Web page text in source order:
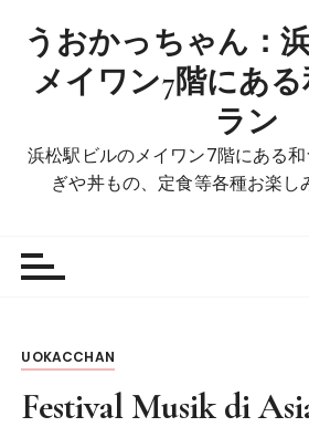
うおかっちゃん：
メイワン7階にあ
ラン
浜松駅ビルのメイワン7階にある
ぎや丼もの、定食等各種お楽し
UOKACCHAN
Festival Musik di